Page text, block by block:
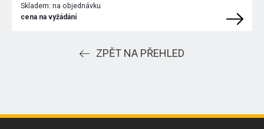
Skladem: na objednávku
cena na vyžádání
ZPĚT NA PŘEHLED